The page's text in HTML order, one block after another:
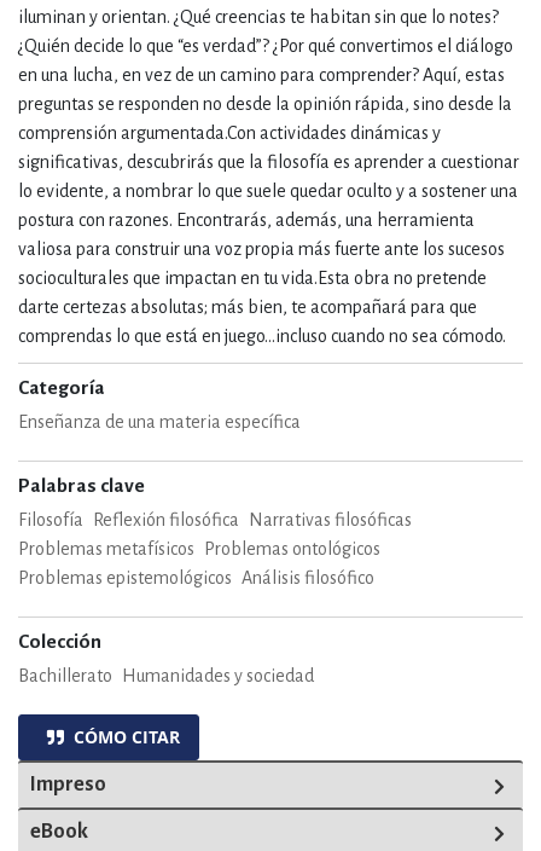
iluminan y orientan. ¿Qué creencias te habitan sin que lo notes?
¿Quién decide lo que “es verdad”? ¿Por qué convertimos el diálogo
en una lucha, en vez de un camino para comprender? Aquí, estas
preguntas se responden no desde la opinión rápida, sino desde la
comprensión argumentada.Con actividades dinámicas y
significativas, descubrirás que la filosofía es aprender a cuestionar
lo evidente, a nombrar lo que suele quedar oculto y a sostener una
postura con razones. Encontrarás, además, una herramienta
valiosa para construir una voz propia más fuerte ante los sucesos
socioculturales que impactan en tu vida.Esta obra no pretende
darte certezas absolutas; más bien, te acompañará para que
comprendas lo que está en juego...incluso cuando no sea cómodo.
Categoría
Enseñanza de una materia específica
Palabras clave
Filosofía Reflexión filosófica
Narrativas filosóficas
Problemas metafísicos
Problemas ontológicos
Problemas epistemológicos Análisis filosófico
Colección
Bachillerato Humanidades y sociedad
CÓMO CITAR
Impreso
eBook